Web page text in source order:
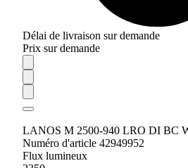
Délai de livraison sur demande
Prix sur demande
LANOS M 2500-940 LRO DI BC
Numéro d'article 42949952
Flux lumineux